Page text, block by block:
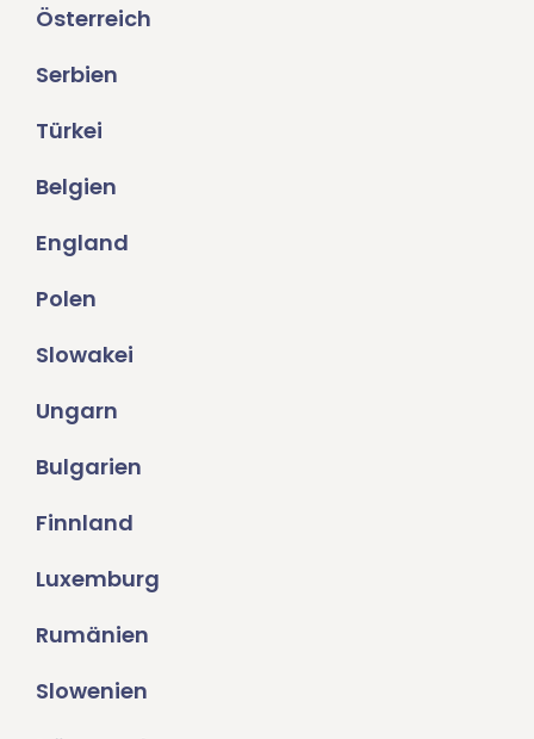
Österreich
Serbien
Türkei
Belgien
England
Polen
Slowakei
Ungarn
Bulgarien
Finnland
Luxemburg
Rumänien
Slowenien